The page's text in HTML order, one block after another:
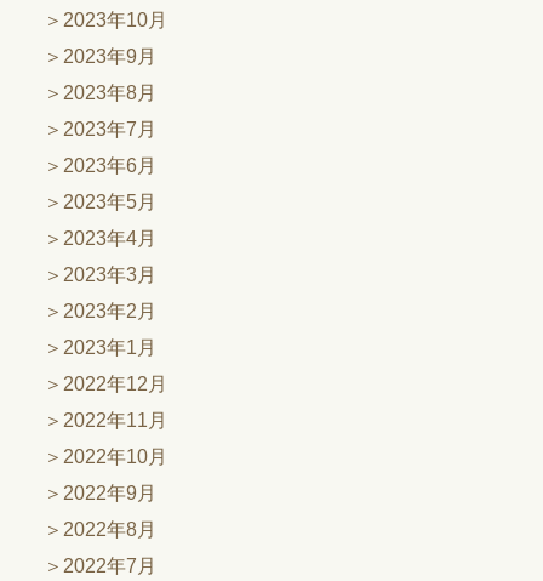
2023年10月
2023年9月
2023年8月
2023年7月
2023年6月
2023年5月
2023年4月
2023年3月
2023年2月
2023年1月
2022年12月
2022年11月
2022年10月
2022年9月
2022年8月
2022年7月